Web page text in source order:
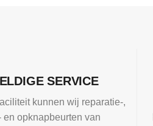
SERVICE
kunnen wij reparatie-,
en opknapbeurten van